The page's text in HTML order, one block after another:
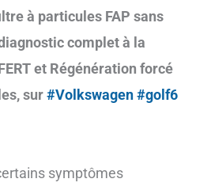
à particules FAP sans
complet à la
et Régénération forcé
sur#Volkswagen#golf6
symptômes